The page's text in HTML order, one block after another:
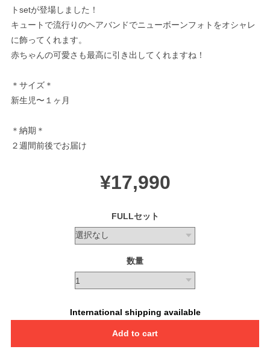
トsetが登場しました！
キュートで流行りのヘアバンドでニューボーンフォトをオシャレ
に飾ってくれます。
赤ちゃんの可愛さも最高に引き出してくれますね！
＊サイズ＊
新生児〜１ヶ月
＊納期＊
２週間前後でお届け
¥17,990
FULLセット
数量
International shipping available
Add to cart